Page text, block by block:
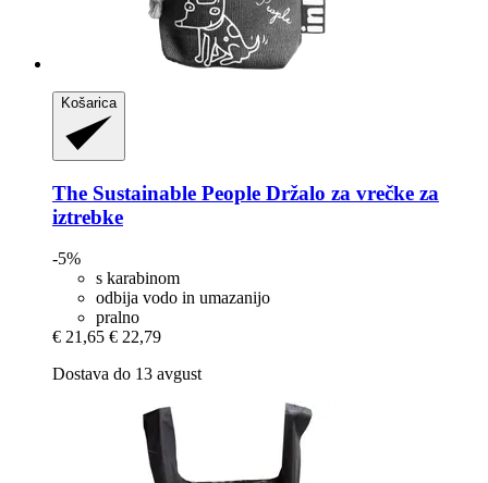
Košarica
The Sustainable People Držalo za vrečke za
iztrebke
-5%
s karabinom
odbija vodo in umazanijo
pralno
€ 21,65 € 22,79
Dostava do 13 avgust